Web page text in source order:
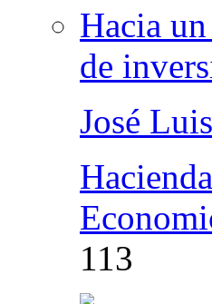
Hacia
de
José
113